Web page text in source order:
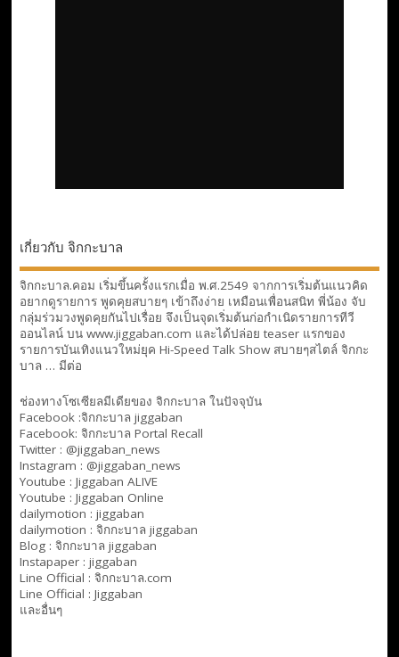
เกี่ยวกับ จิกกะบาล
จิกกะบาล.คอม เริ่มขึ้นครั้งแรกเมื่อ พ.ศ.2549 จากการเริ่มต้นแนวคิด
อยากดูรายการ พูดคุยสบายๆ เข้าถึงง่าย เหมือนเพื่อนสนิท พี่น้อง จับ
กลุ่มร่วมวงพูดคุยกันไปเรื่อย จึงเป็นจุดเริ่มต้นก่อกำเนิดรายการทีวี
ออนไลน์ บน www.jiggaban.com และได้ปล่อย teaser แรกของ
รายการบันเทิงแนวใหม่ยุค Hi-Speed Talk Show สบายๆสไตล์ จิกกะ
บาล … มีต่อ
ช่องทางโซเซียลมีเดียของ จิกกะบาล ในปัจจุบัน
Facebook :จิกกะบาล jiggaban
Facebook: จิกกะบาล Portal Recall
Twitter : @jiggaban_news
Instagram : @jiggaban_news
Youtube : Jiggaban ALIVE
Youtube : Jiggaban Online
dailymotion : jiggaban
dailymotion : จิกกะบาล jiggaban
Blog : จิกกะบาล jiggaban
Instapaper : jiggaban
Line Official : จิกกะบาล.com
Line Official : Jiggaban
และอื่นๆ